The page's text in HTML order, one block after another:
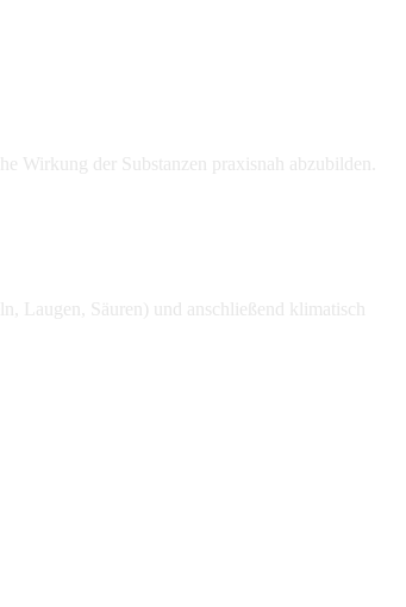
Wirkung der Substanzen praxisnah abzubilden.
Laugen, Säuren) und anschließend klimatisch